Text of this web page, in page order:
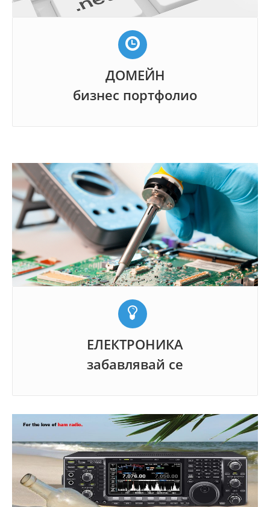
ДОМЕЙН
бизнес портфолио
ЕЛЕКТРОНИКА
забавлявай се